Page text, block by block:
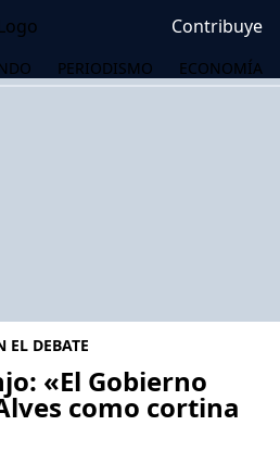
Contribuye
PERIODISMO ECONOMÍA
EL DEBATE
«El Gobierno
como cortina